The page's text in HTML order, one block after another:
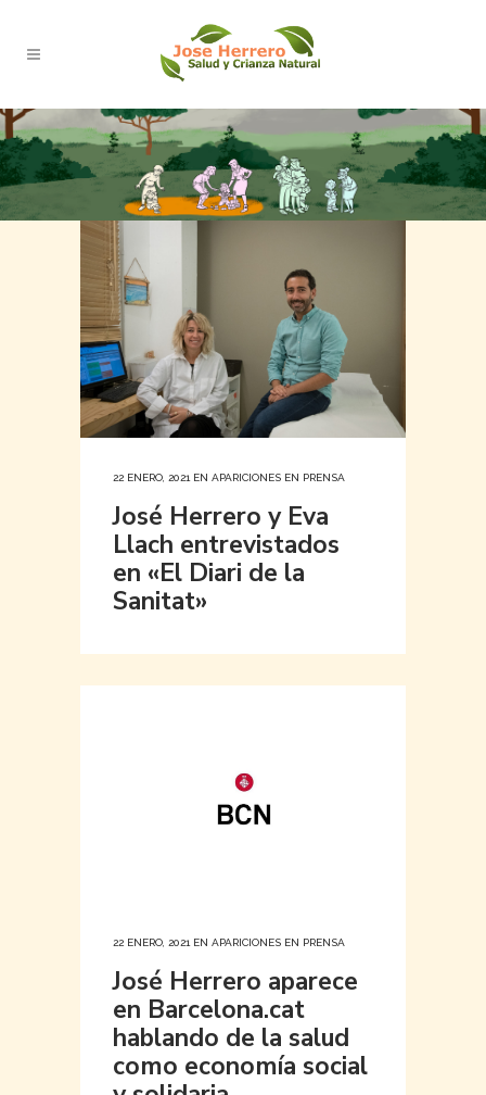
22 ENERO, 2021 EN APARICIONES EN PRENSA
José Herrero y Eva
Llach entrevistados
en «El Diari de la
Sanitat»
22 ENERO, 2021EN APARICIONES EN PRENSA
José Herrero aparece
en Barcelona.cat
hablando de la salud
como economía social